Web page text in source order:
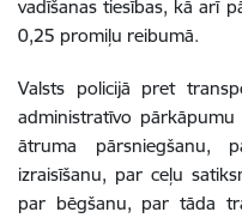
vadīšanas tiesības, kā arī
0,25 promiļu reibumā.
Valsts policijā pret
administratīvo
ātruma pārsniegšanu,
izraisīšanu, par ceļu
par bēgšanu, par tāda